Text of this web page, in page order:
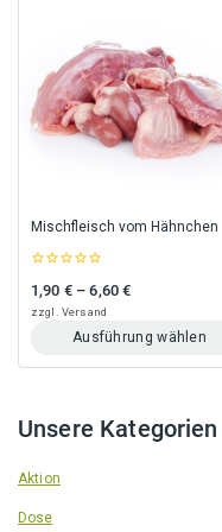
Mischfleisch vom Hähnchen
out
of
1,90 € –6,60€Preisspanne: 1,90 € bis 6,60 €
zzgl. Versand
Ausführung wählen
Dieses
mehrere
auf.
Optionen
Unsere Kategorien
Aktion
Dose